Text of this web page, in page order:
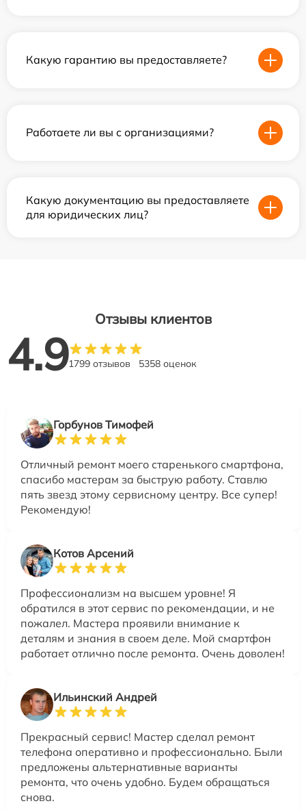
Какую гарантию вы предоставляете?
Работаете ли вы с организациями?
Какую документацию вы предоставляете
для юридических лиц?
Отзывы клиентов
4.91799 отзывов 5358 оценок
Горбунов Тимофей
Отличный ремонт моего старенького смартфона,
спасибо мастерам за быструю работу. Ставлю
пять звезд этому сервисному центру. Все супер!
Рекомендую!
Котов Арсений
Профессионализм на высшем уровне! Я
обратился в этот сервис по рекомендации, и не
пожалел. Мастера проявили внимание к
деталям и знания в своем деле. Мой смартфон
работает отлично после ремонта. Очень доволен!
Ильинский Андрей
Прекрасный сервис! Мастер сделал ремонт
телефона оперативно и профессионально. Были
предложены альтернативные варианты
ремонта, что очень удобно. Будем обращаться
снова.